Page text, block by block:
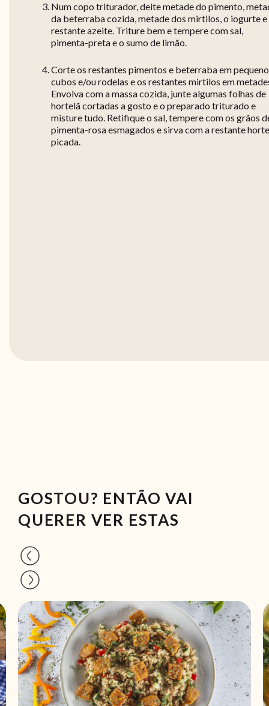
Num copo triturador, deite metade do pimento,
da beterraba cozida, metade dos mirtilos, o iogurte e
restante azeite. Triture bem e tempere com sal,
pimenta-preta e o sumo de limão.
Corte os restantes pimentos e beterraba em
cubos e/ou rodelas e os restantes mirtilos em
Envolva com a massa cozida, junte algumas folhas de
hortelã cortadas a gosto e o preparado triturado e
misture tudo. Retifique o sal, tempere com os grãos
pimenta-rosa esmagados e sirva com a restante
picada.
GOSTOU? ENTÃO VAI
QUERER VER ESTAS